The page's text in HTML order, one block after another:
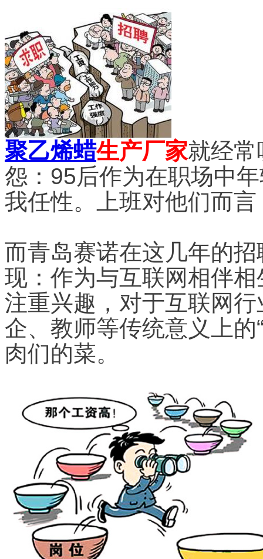
聚乙烯蜡生产厂家就经
怨：95后作为在职场中
我任性。上班对他们而
而青岛赛诺在这几年的
现：作为与互联网相伴
注重兴趣，对于互联网
企、教师等传统意义上
肉们的菜。